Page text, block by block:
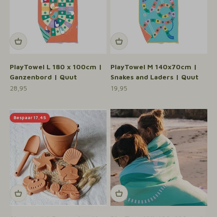
PlayTowel L 180 x 100cm |
Ganzenbord | Quut
Aanbiedingsprijs
28,95
PlayTowel M 140x70cm |
Snakes and Laders | Quut
Aanbiedingsprijs
19,95
Bespaar 17,45
Vakantie
Stapelkorting
CODES:
10%(vanaf 2 item)
15%(vanaf 3 item)
20% (vanaf 4 items)
Countdown ends in:
16 0 : 4 : 50